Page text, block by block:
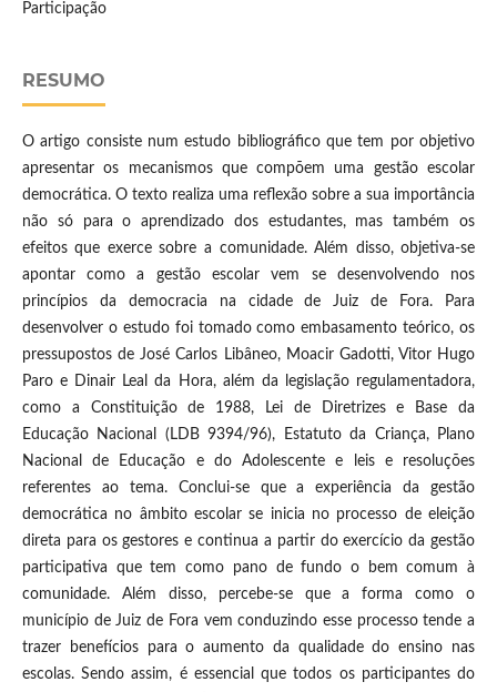
Participação
RESUMO
O artigo consiste num estudo bibliográfico que tem por objetivo
apresentar os mecanismos que compõem uma gestão escolar
democrática. O texto realiza uma reflexão sobre a sua importância
não só para o aprendizado dos estudantes, mas também os
efeitos que exerce sobre a comunidade. Além disso, objetiva-se
apontar como a gestão escolar vem se desenvolvendo nos
princípios da democracia na cidade de Juiz de Fora. Para
desenvolver o estudo foi tomado como embasamento teórico, os
pressupostos de José Carlos Libâneo, Moacir Gadotti, Vitor Hugo
Paro e Dinair Leal da Hora, além da legislação regulamentadora,
como a Constituição de 1988, Lei de Diretrizes e Base da
Educação Nacional (LDB 9394/96), Estatuto da Criança, Plano
Nacional de Educação e do Adolescente e leis e resoluções
referentes ao tema. Conclui-se que a experiência da gestão
democrática no âmbito escolar se inicia no processo de eleição
direta para os gestores e continua a partir do exercício da gestão
participativa que tem como pano de fundo o bem comum à
comunidade. Além disso, percebe-se que a forma como o
município de Juiz de Fora vem conduzindo esse processo tende a
trazer benefícios para o aumento da qualidade do ensino nas
escolas. Sendo assim, é essencial que todos os participantes do